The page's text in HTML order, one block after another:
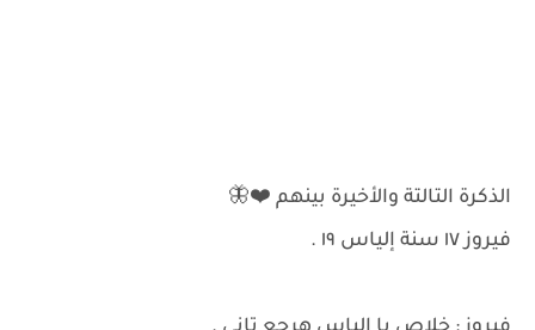
الذكرة التالتة والأخيرة بينهم ❤️🦋
فيروز ١٧ سنة إلياس ١٩ .